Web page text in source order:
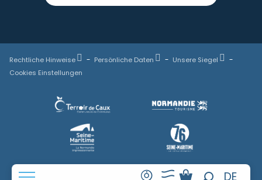
DE
FR
Rechtliche Hinweise Persönliche Daten
Unsere Siegel
Cookies Einstellungen